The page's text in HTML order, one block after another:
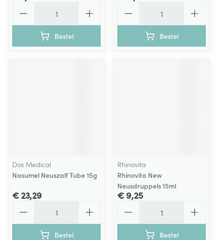
Bestel Bestel
Dos Medical
Nasumel Neuszalf Tube 15g
€ 23,29
Bestel
Rhinovita
Rhinovita New
Neusdruppels 15ml
€ 9,25
Bestel